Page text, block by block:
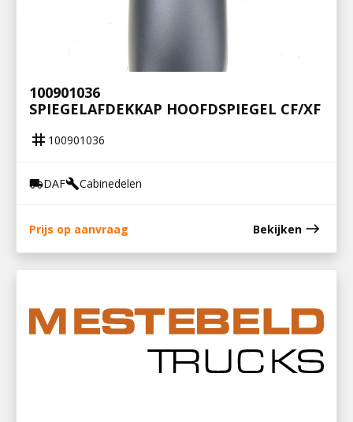
100901036
SPIEGELAFDEKKAP HOOFDSPIEGEL CF/XF
tag 100901036
local_shippingDAFbuildCabinedelen
Prijs op aanvraag Bekijken east